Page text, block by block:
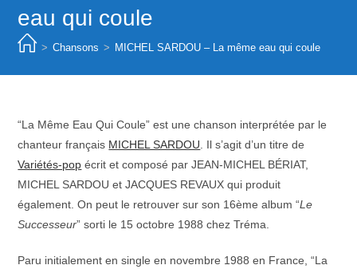
eau qui coule
> Chansons > MICHEL SARDOU – La même eau qui coule
“La Même Eau Qui Coule” est une chanson interprétée par le
chanteur français MICHEL SARDOU . Il s’agit d’un titre de
Variétés-pop écrit et composé par JEAN-MICHEL BÉRIAT,
MICHEL SARDOU et JACQUES REVAUX qui produit
également. On peut le retrouver sur son 16ème album “Le
Successeur” sorti le 15 octobre 1988 chez Tréma.
Paru initialement en single en novembre 1988 en France, “La